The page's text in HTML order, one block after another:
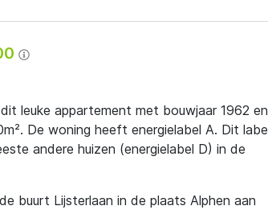
leuke appartement met bouwjaar 1962 en
De woning heeft energielabel A. Dit
andere huizen (energielabel D) in de
buurt Lijsterlaan in de plaats Alphen aan